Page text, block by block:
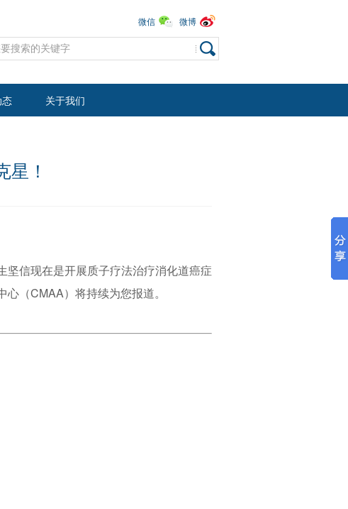
微信 微博
关于我们
！
信现在是开展质子疗法治疗消化道癌症
（CMAA）将持续为您报道。